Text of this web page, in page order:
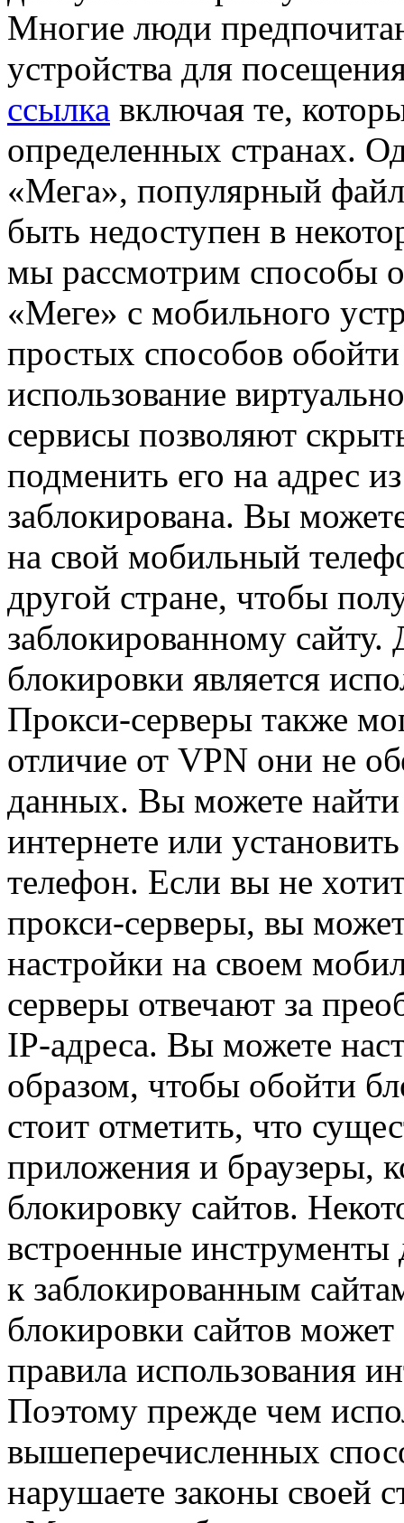
Многие люди
устройства для
ссылка включая те,
определенных странах.
«Мега», популярный
быть недоступен в
мы рассмотрим способы
«Меге» с мобильного
простых способов
использование
сервисы позволяют
подменить его на адрес
заблокирована. Вы
на свой мобильный
другой стране, чтобы
заблокированному
блокировки является
Прокси-серверы также
отличие от VPN они не
данных. Вы можете найти
интернете или
телефон. Если вы не
прокси-серверы, вы
настройки на своем
серверы отвечают за
IP-адреса. Вы можете
образом, чтобы обойти
стоит отметить, что
приложения и браузеры,
блокировку сайтов.
встроенные инструменты
к заблокированным
блокировки сайтов
правила использования
Поэтому прежде чем
вышеперечисленных
нарушаете законы своей